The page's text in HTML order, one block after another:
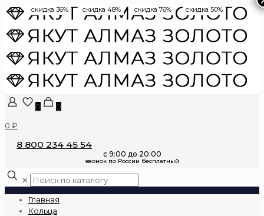
0
0
0 ₽
8 800 234 45 54
✕
Главная
Кольца
скидка 36% скидка 48% скидка 76% скидка 50%